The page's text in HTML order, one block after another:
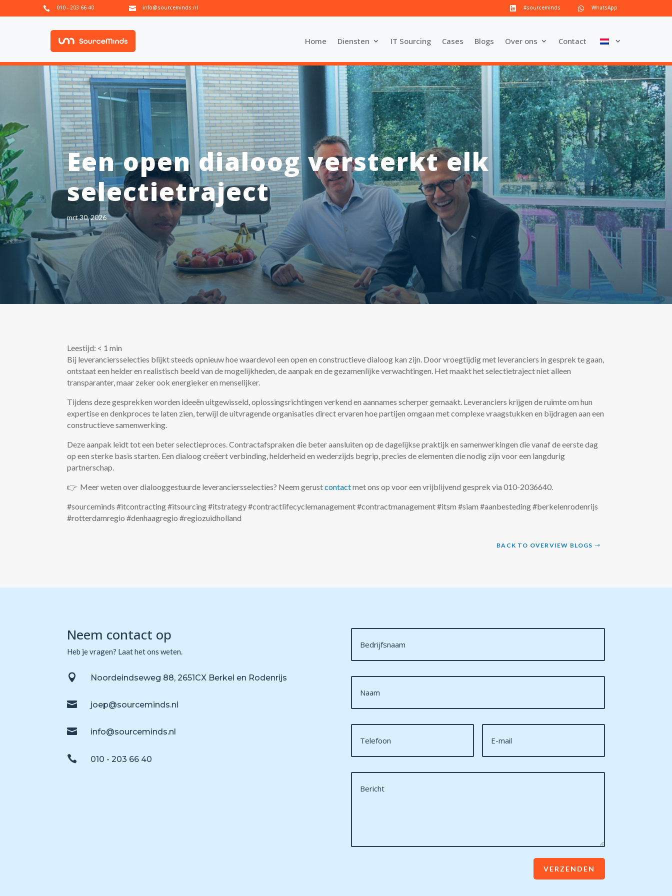
 010 - 203 66 40  info@sourceminds.nl  #sourceminds  WhatsApp
Home Diensten IT Sourcing Cases Blogs Over ons Contact
Een open dialoog versterkt elk
selectietraject
mrt 30, 2026
Leestijd: < 1 min
Bij leveranciersselecties blijkt steeds opnieuw hoe waardevol een open en constructieve dialoog kan zijn. Door vroegtijdig met leveranciers in gesprek te gaan,
ontstaat een helder en realistisch beeld van de mogelijkheden, de aanpak en de gezamenlijke verwachtingen. Het maakt het selectietraject niet alleen
transparanter, maar zeker ook energieker en menselijker.
Tijdens deze gesprekken worden ideeën uitgewisseld, oplossingsrichtingen verkend en aannames scherper gemaakt. Leveranciers krijgen de ruimte om hun
expertise en denkproces te laten zien, terwijl de uitvragende organisaties direct ervaren hoe partijen omgaan met complexe vraagstukken en bijdragen aan een
constructieve samenwerking.
Deze aanpak leidt tot een beter selectieproces. Contractafspraken die beter aansluiten op de dagelijkse praktijk en samenwerkingen die vanaf de eerste dag
op een sterke basis starten. Een dialoog creëert verbinding, helderheid en wederzijds begrip, precies de elementen die nodig zijn voor een langdurig
partnerschap.
👉 Meer weten over dialooggestuurde leveranciersselecties? Neem gerustcontactmet ons op voor een vrijblijvend gesprek via 010-2036640.
#sourceminds #itcontracting #itsourcing #itstrategy #contractlifecyclemanagement #contractmanagement #itsm #siam #aanbesteding #berkelenrodenrijs
#rotterdamregio #denhaagregio #regiozuidholland
BACK TO OVERVIEW BLOGS
Neem contact op
Heb je vragen? Laat het ons weten.
 Noordeindseweg 88, 2651CX Berkel en Rodenrijs
 joep@sourceminds.nl
 info@sourceminds.nl
 010 - 203 66 40
VERZENDEN